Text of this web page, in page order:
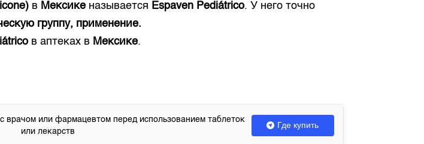
в Мексике называется Espaven Pediátrico. У него точно
группу, применение.
в аптеках в Мексике.
врачом или фармацевтом перед использованием таблеток
или лекарств
Где купить